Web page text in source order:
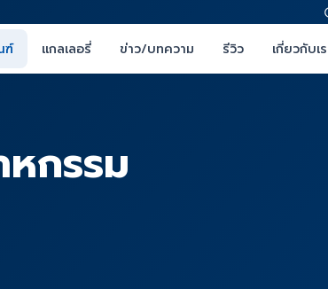
ฑ์ แกลเลอรี่ ข่าว/บทความ รีวิว เกี่ยวกับเ
กรรม